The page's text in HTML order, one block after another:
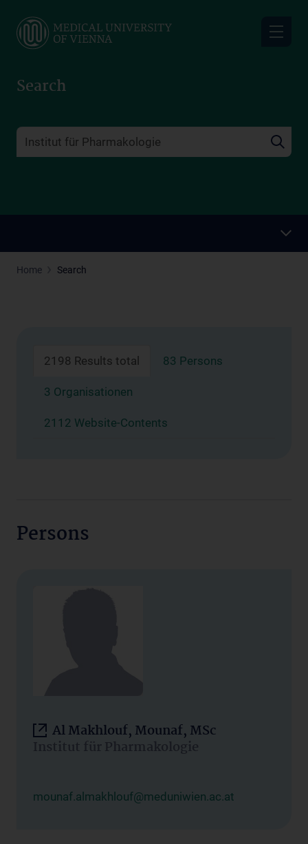
main
Search
Home Search
2198 Results total 83 Persons
3 Organisationen
2112 Website-Contents
Persons
Al Makhlouf, Mounaf, MSc
Institut für Pharmakologie
mounaf.almakhlouf@meduniwien.ac.at